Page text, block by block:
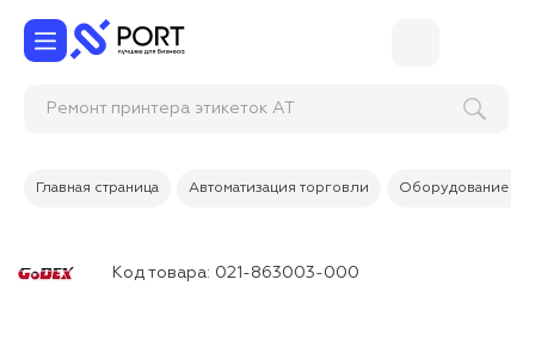
Ремонт принтера этикеток
Главная страница Автоматизация торговли Оборудование
Код товара: 021-863003-000